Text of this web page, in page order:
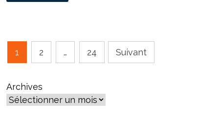
MONDE
Pagination
des
publications
1 2 … 24 Suivant
Archives